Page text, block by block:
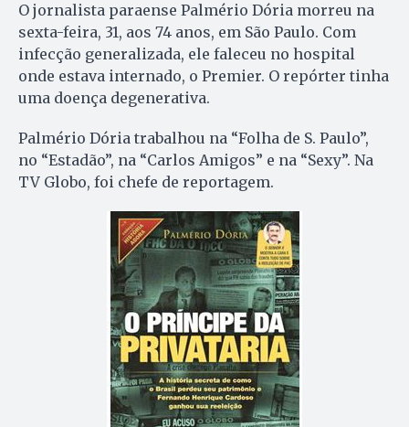
O jornalista paraense Palmério Dória morreu na
sexta-feira, 31, aos 74 anos, em São Paulo. Com
infecção generalizada, ele faleceu no hospital
onde estava internado, o Premier. O repórter tinha
uma doença degenerativa.
Palmério Dória trabalhou na “Folha de S. Paulo”,
no “Estadão”, na “Carlos Amigos” e na “Sexy”. Na
TV Globo, foi chefe de reportagem.